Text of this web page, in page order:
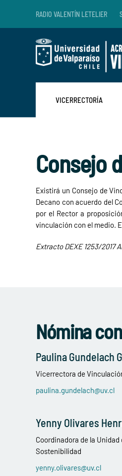
Skip to main content
RADIO VALENTÍN LETELIER
VICERRECTORÍA
Consejo
Existirá un Consejo de
Decano con acuerdo del
por el Rector a
vinculación con el medio.
Extracto DEXE 1253/2017
Nómina
Paulina Gundelach
Vicerrectora de
paulina.gundelach@uv.cl
Yenny Olivares
Coordinadora de la
Sostenibilidad
yenny.olivares@uv.cl